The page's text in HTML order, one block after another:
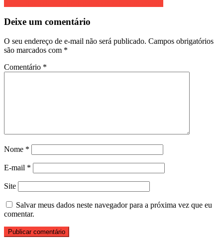
Deixe um comentário
O seu endereço de e-mail não será publicado. Campos obrigatórios
são marcados com *
Comentário *
Nome *
E-mail *
Site
Salvar meus dados neste navegador para a próxima vez que eu
comentar.